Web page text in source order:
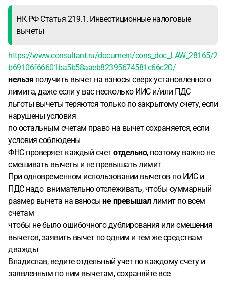
НК РФ Статья 219.1. Инвестиционные налоговые
вычеты
https://www.consultant.ru/document/cons_doc_LAW_28165/2
b69106f66601ba5b58aaeb82395674581c66c20/
нельзя получить вычет на взносы сверх установленного
лимита, даже если у вас несколько ИИС и/или ПДС
льготы вычеты теряются только по закрытому счету, если
нарушены условия
по остальным счетам право на вычет сохраняется, если
условия соблюдены
ФНС проверяет каждый счетотдельно, поэтому важно не
смешивать вычеты и не превышать лимит
При одновременном использовании вычетов по ИИС и
ПДС надо внимательно отслеживать, чтобы суммарный
размер вычета на взносы не превышаллимит по всем
счетам
чтобы не было ошибочного дублирования или смешения
вычетов, заявить вычет по одним и тем же средствам
дважды
Владислав, ведите отдельный учет по каждому счету и
заявленным по ним вычетам, сохраняйте все